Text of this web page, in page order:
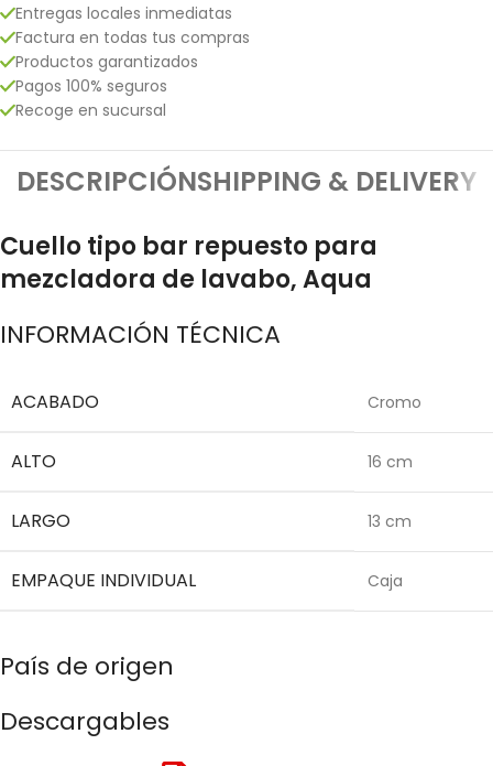
Entregas locales inmediatas
Factura en todas tus compras
Productos garantizados
Pagos 100% seguros
Recoge en sucursal
DESCRIPCIÓNSHIPPING & DELIVERY
Cuello tipo bar repuesto para
mezcladora de lavabo, Aqua
INFORMACIÓN TÉCNICA
ACABADO Cromo
ALTO 16 cm
LARGO 13 cm
EMPAQUE INDIVIDUAL Caja
País de origen
Descargables